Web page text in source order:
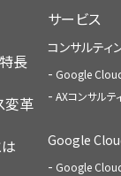
長
変革
サービス
コンサルティ
Google
AXコンサルテ
Google
Google